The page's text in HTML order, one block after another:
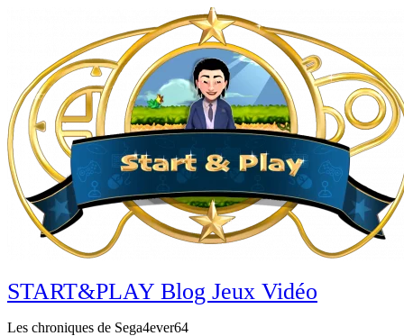
principal
START&PLAY Blog Jeux Vidéo
Les chroniques de Sega4ever64